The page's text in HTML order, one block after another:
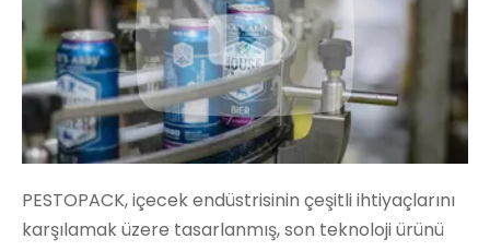
PESTOPACK, içecek endüstrisinin çeşitli ihtiyaçlarını
karşılamak üzere tasarlanmış, son teknoloji ürünü